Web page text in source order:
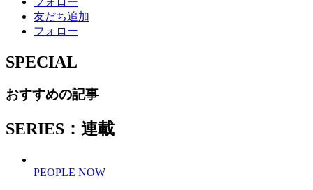
友だち追加
フォロー
SPECIAL
おすすめの記事
SERIES：連載
PEOPLE NOW